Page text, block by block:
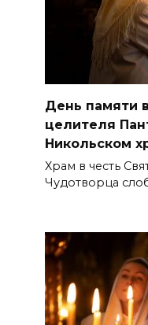
День памяти
целителя
Никольском
Храм в честь
Чудотворца